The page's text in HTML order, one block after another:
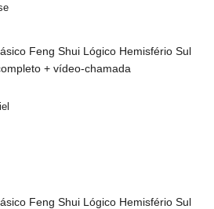
Feng Shui Lógico Hemisfério Sul
+ vídeo-chamada
Feng Shui Lógico Hemisfério Sul